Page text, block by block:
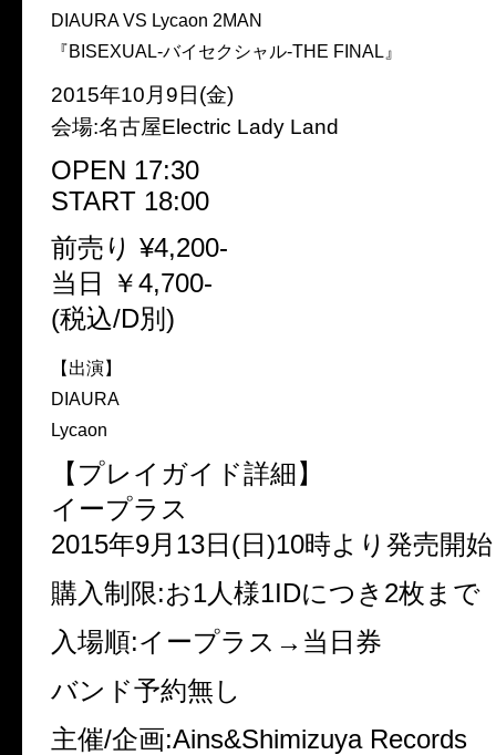
DIAURA VS Lycaon 2MAN
『BISEXUAL-バイセクシャル-THE FINAL』
2015年10月9日(金)
会場:名古屋Electric Lady Land
OPEN 17:30
START 18:00
前売り ¥4,200-
当日 ￥4,700-
(税込/D別)
【出演】
DIAURA
Lycaon
【プレイガイド詳細】
イープラス
2015年9月13日(日)10時より発売開始
購入制限:お1人様1IDにつき2枚まで
入場順:イープラス→当日券
バンド予約無し
主催/企画:Ains&Shimizuya Records